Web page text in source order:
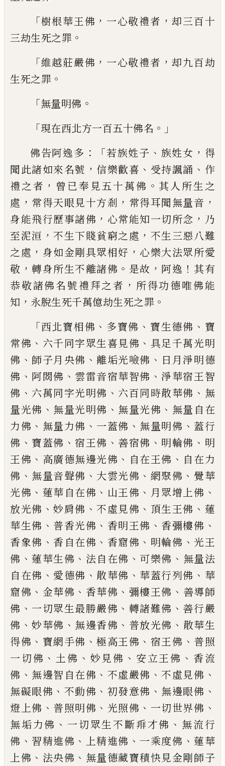
「樹根華王佛 ， 一心敬禮者 ，却三百十
三劫生死之罪 。
「維越莊嚴佛 ， 一心敬禮者 ，却九百劫
生死之罪 。
「無量明佛 。
「現在西北方一百五十佛名 。」
佛告阿逸多 ：「若族姓子 、 族姓女 ， 得
聞此諸如來名號 ， 信樂歡喜 、 受持諷誦 、 作
禮之者 ， 曾已奉見五十萬佛 。其人所生之
處 ， 常得天眼見十方剎 ， 常得耳聞無量音 ，
身能飛行歷事諸佛 ， 心常能知一切所念 ， 乃
至泥洹 ，不生下賤貧窮之處 ， 不生三惡八難
之處 ， 身如金剛具眾相好 ， 心樂大法眾所愛
敬 ，轉身所生不離諸佛 。 是故 ， 阿逸 ！其有
恭敬諸佛名號禮拜之者 ， 所得功德唯佛能
知 ， 永脫生死千萬億劫生死之罪 。
「西北寶相佛 、 多寶佛 、 寶生德佛 、 寶
常佛 、 六千同字眾生喜見佛 、 具足千萬光明
佛 、 師子月央佛 、 離垢光噞佛 、 日月淨明德
佛 、 阿閦佛 、 雲雷音宿華智佛 、淨華宿王智
佛 、 六萬同字光明佛 、 六百同時散華佛 、 無
量光佛 、 無量光明佛 、 無量光佛 、 無量自在
力佛 、 無量力佛 、 一蓋佛 、 無量明佛 、 蓋行
佛 、 寶蓋佛 、 宿王佛 、 善宿佛 、 明輪佛 、 明
王佛 、 高廣德無邊光佛 、 自在王佛 、 自在力
佛 、 無量音聲佛 、 大雲光佛 、 網聚佛 、 覺華
光佛 、 蓮華自在佛 、 山王佛 、 月 眾增上佛 、
放光佛 、妙肩佛 、不虛見佛 、 頂生王佛 、 蓮
華生佛 、 普香光佛 、 香明王佛 、 香彌樓佛 、
香象佛 、 香自在佛 、 香窟佛 、 明輪佛 、 光王
佛 、蓮華生佛 、 法自在佛 、 可樂佛 、 無量法
自在佛 、愛德佛 、 散華佛 、 華蓋行列佛 、 華
窟佛 、 金華佛 、 香華佛 、 彌樓王佛 、 善導師
佛 、 一切眾生最勝嚴佛 、 轉諸難佛 、 善行嚴
佛 、妙華佛 、 無邊香佛 、 普放光佛 、 散華生
得佛 、 寶網手佛 、極高王佛 、 宿王佛 、 普照
一切佛 、 土佛 、 妙見佛 、 安立王佛 、 香流
佛 、 無邊智 自在佛 、 不虛嚴佛 、不虛見佛 、
無礙眼佛 、 不動佛 、 初發意佛 、 無邊眼佛 、
燈上佛 、 普照明佛 、 光照佛 、 一切世界佛 、
無垢力佛 、 一切眾生不斷𬼐才佛 、 無流行
佛 、 習精進佛 、 上精進佛 、 一乘度佛 、蓮華
上佛 、 法央佛 、 無量德藏寶積快見金剛師子